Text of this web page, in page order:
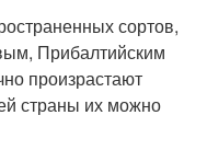
сортов,
Прибалтийским
произрастают
страны их можно